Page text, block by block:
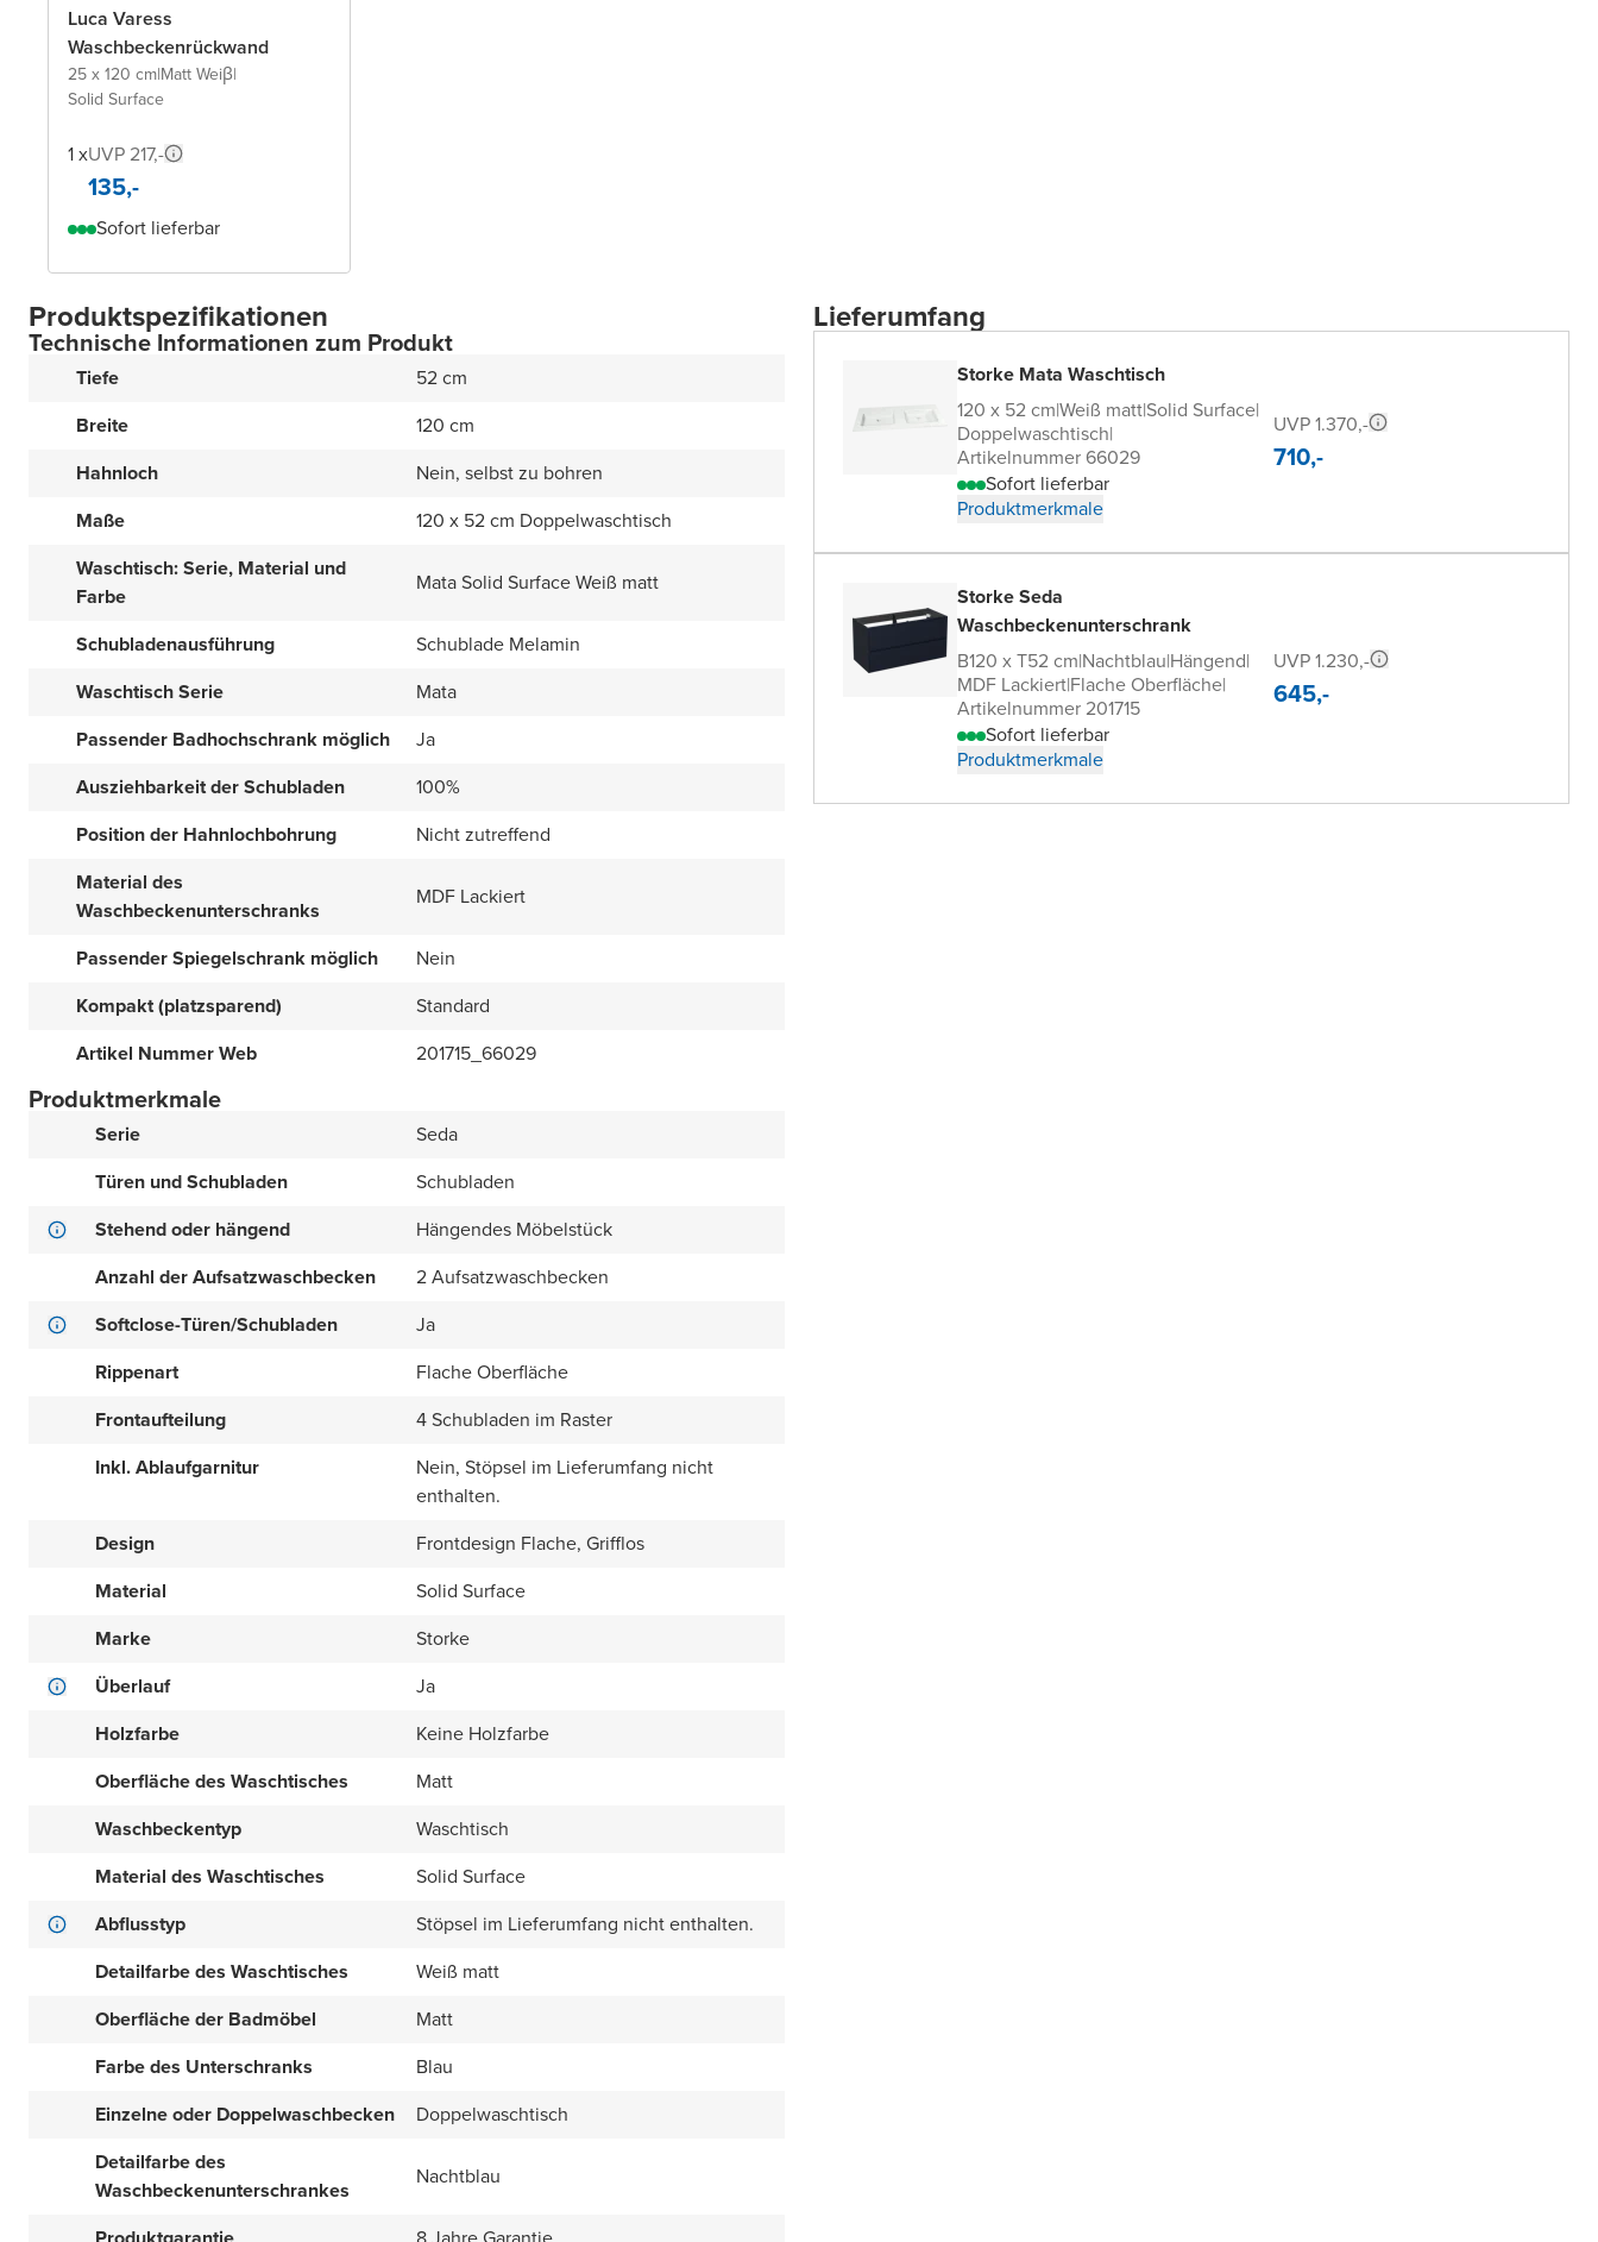
Luca Varess
Waschbeckenrückwand
25 x 120 cm|Matt Weiβ|
Solid Surface
1 xUVP 217,-
135,-
Sofort lieferbar
Produktspezifikationen
Technische Informationen zum Produkt
Tiefe
52 cm
Breite
120 cm
Hahnloch
Nein, selbst zu bohren
Maße
120 x 52 cm Doppelwaschtisch
Waschtisch: Serie, Material und
Farbe
Mata Solid Surface Weiß matt
Schubladenausführung
Schublade Melamin
Waschtisch Serie
Mata
Passender Badhochschrank möglich
Ja
Ausziehbarkeit der Schubladen
100%
Position der Hahnlochbohrung
Nicht zutreffend
Material des
Waschbeckenunterschranks
MDF Lackiert
Passender Spiegelschrank möglich
Nein
Kompakt (platzsparend)
Standard
Artikel Nummer Web
201715_66029
Produktmerkmale
Serie
Seda
Türen und Schubladen
Schubladen
Stehend oder hängend
Hängendes Möbelstück
Anzahl der Aufsatzwaschbecken
2 Aufsatzwaschbecken
Softclose-Türen/Schubladen
Ja
Rippenart
Flache Oberfläche
Frontaufteilung
4 Schubladen im Raster
Inkl. Ablaufgarnitur
Nein, Stöpsel im Lieferumfang nicht
enthalten.
Design
Frontdesign Flache, Grifflos
Material
Solid Surface
Marke
Storke
Überlauf
Ja
Holzfarbe
Keine Holzfarbe
Oberfläche des Waschtisches
Matt
Waschbeckentyp
Waschtisch
Material des Waschtisches
Solid Surface
Abflusstyp
Stöpsel im Lieferumfang nicht enthalten.
Detailfarbe des Waschtisches
Weiß matt
Oberfläche der Badmöbel
Matt
Farbe des Unterschranks
Blau
Einzelne oder Doppelwaschbecken
Doppelwaschtisch
Detailfarbe des
Waschbeckenunterschrankes
Nachtblau
Lieferumfang
Storke Mata Waschtisch
120 x 52 cm|Weiß matt|Solid Surface|
Doppelwaschtisch|
Artikelnummer 66029
Sofort lieferbar
Produktmerkmale
UVP 1.370,-
710,-
Storke Seda
Waschbeckenunterschrank
B120 x T52 cm|Nachtblau|Hängend|
MDF Lackiert|Flache Oberfläche|
Artikelnummer 201715
Sofort lieferbar
Produktmerkmale
UVP 1.230,-
645,-